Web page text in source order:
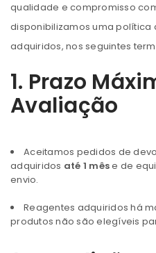
qualidade e compromisso
disponibilizamos uma
adquiridos, nos seguintes
1. Prazo
Avaliação
Aceitamos pedidos de
adquiridos até 1 mêse de
envio.
Reagentes adquiridos há
produtos não são elegíveis